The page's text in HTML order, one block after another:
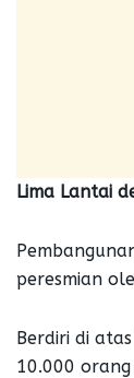
Lima Lantai
peresmian
Berdiri di
10.000